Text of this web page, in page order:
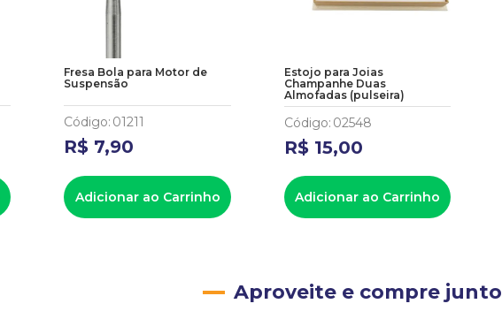
Fresa Bola para Motor de
Suspensão
Código: 01211
R$ 7,90
Adicionar ao Carrinho
Estojo para Joias
Champanhe Duas
Almofadas (pulseira)
Código: 02548
R$ 15,00
Adicionar ao Carrinho
Aproveite e compre junto